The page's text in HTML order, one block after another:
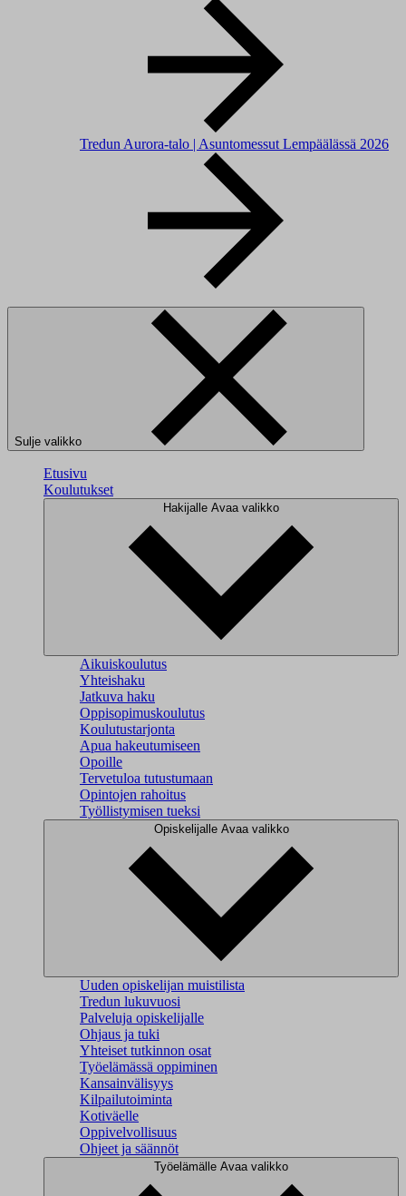
Tredun Aurora-talo | Asuntomessut Lempäälässä 2026
Sulje valikko
Etusivu
Koulutukset
Hakijalle Avaa valikko
Aikuiskoulutus
Yhteishaku
Jatkuva haku
Oppisopimuskoulutus
Koulutustarjonta
Apua hakeutumiseen
Opoille
Tervetuloa tutustumaan
Opintojen rahoitus
Työllistymisen tueksi
Opiskelijalle Avaa valikko
Uuden opiskelijan muistilista
Tredun lukuvuosi
Palveluja opiskelijalle
Ohjaus ja tuki
Yhteiset tutkinnon osat
Työelämässä oppiminen
Kansainvälisyys
Kilpailutoiminta
Kotiväelle
Oppivelvollisuus
Ohjeet ja säännöt
Työelämälle Avaa valikko